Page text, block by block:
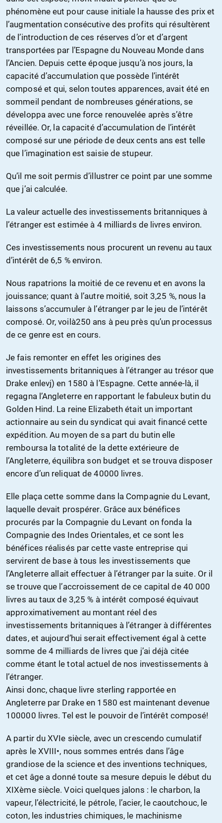
phénomène eut pour cause initiale la hausse des prix et
l’augmentation consécutive des profits qui résultèrent
de l’introduction de ces réserves d’or et d’argent
transportées par l’Espagne du Nouveau Monde dans
l’Ancien. Depuis cette époque jusqu’à nos jours, la
capacité d’accumulation que possède l’intérêt
composé et qui, selon toutes apparences, avait été en
sommeil pendant de nombreuses générations, se
développa avec une force renouvelée après s’être
réveillée. Or, la capacité d’accumulation de l’intérêt
composé sur une période de deux cents ans est telle
que l’imagination est saisie de stupeur.
Qu’il me soit permis d’illustrer ce point par une somme
que j’ai calculée.
La valeur actuelle des investissements britanniques à
l’étranger est estimée à 4 milliards de livres environ.
Ces investissements nous procurent un revenu au taux
d’intérêt de 6,5 % environ.
Nous rapatrions la moitié de ce revenu et en avons la
jouissance; quant à l’autre moitié, soit 3,25 %, nous la
laissons s’accumuler à l’étranger par le jeu de l’intérêt
composé. Or, voilà250 ans à peu près qu’un processus
de ce genre est en cours.
Je fais remonter en effet les origines des
investissements britanniques à l’étranger au trésor que
Drake enlevj) en 1580 à l’Espagne. Cette année-là, il
regagna l’Angleterre en rapportant le fabuleux butin du
Golden Hind. La reine Elizabeth était un important
actionnaire au sein du syndicat qui avait financé cette
expédition. Au moyen de sa part du butin elle
remboursa la totalité de la dette extérieure de
l’Angleterre, équilibra son budget et se trouva disposer
encore d’un reliquat de 40000 livres.
Elle plaça cette somme dans la Compagnie du Levant,
laquelle devait prospérer. Grâce aux bénéfices
procurés par la Compagnie du Levant on fonda la
Compagnie des Indes Orientales, et ce sont les
bénéfices réalisés par cette vaste entreprise qui
servirent de base à tous les investissements que
l’Angleterre allait effectuer à l’étranger par la suite. Or il
se trouve que l’accroissement de ce capital de 40 000
livres au taux de 3,25 % à intérêt composé équivaut
approximativement au montant réel des
investissements britanniques à l’étranger à différentes
dates, et aujourd’hui serait effectivement égal à cette
somme de 4 milliards de livres que j’ai déjà citée
comme étant le total actuel de nos investissements à
l’étranger.
Ainsi donc, chaque livre sterling rapportée en
Angleterre par Drake en 1580 est maintenant devenue
100000 livres. Tel est le pouvoir de l’intérêt composé!
A partir du XVIe siècle, avec un crescendo cumulatif
après le XVIII•, nous sommes entrés dans l’âge
grandiose de la science et des inventions techniques,
et cet âge a donné toute sa mesure depuis le début du
XIXème siècle. Voici quelques jalons : le charbon, la
vapeur, l’électricité, le pétrole, l’acier, le caoutchouc, le
coton, les industries chimiques, le machinisme